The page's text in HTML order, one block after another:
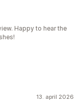
Happy to hear the
13. april 2026